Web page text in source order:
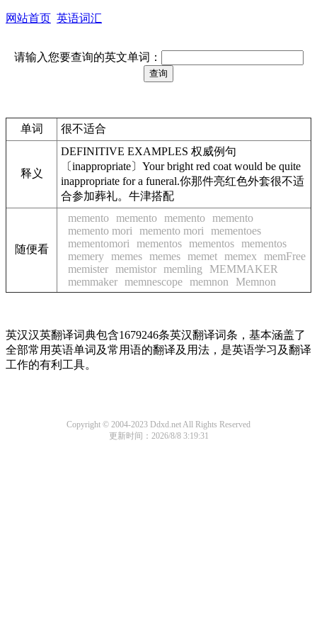
网站首页 英语词汇
请输入您要查询的英文单词：
单词 很不适合
释义
DEFINITIVE EXAMPLES 权威例句
〔inappropriate〕Your bright red coat would be quite
inappropriate for a funeral.你那件亮红色外套很不适
合参加葬礼。牛津搭配
随便看
memento memento memento memento
memento mori
memento mori
mementoes
mementomori
mementos mementos mementos
memery memes memes memet memex
memFree
memister memistor memling
MEMMAKER
memmaker memnescope memnon Memnon
英汉汉英翻译词典包含1679246条英汉翻译词条，基本涵盖了
全部常用英语单词及常用语的翻译及用法，是英语学习及翻译
工作的有利工具。
Copyright © 2004-2023 Ddxd.net All Rights Reserved
更新时间：2026/8/8 3:19:31